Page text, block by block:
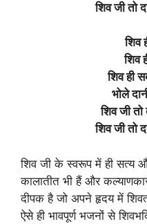
शिव जी तो
शिव
शिव
शिव ही
भोले
शिव जी
शिव जी तो
शिव जी के स्वरूप में ही सत्य और
कालातीत भी हैं और
दीपक है जो अपने हृदय में
ऐसे ही भावपूर्ण भजनों से